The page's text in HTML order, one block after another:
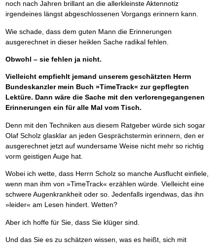
noch nach Jahren brillant an die allerkleinste Aktennotiz
irgendeines längst abgeschlossenen Vorgangs erinnern kann.
Wie schade, dass dem guten Mann die Erinnerungen
ausgerechnet in dieser heiklen Sache radikal fehlen.
Obwohl – sie fehlen ja nicht.
Vielleicht empfiehlt jemand unserem geschätzten Herrn
Bundeskanzler mein Buch »TimeTrack« zur gepflegten
Lektüre. Dann wäre die Sache mit den verlorengegangenen
Erinnerungen ein für alle Mal vom Tisch.
Denn mit den Techniken aus diesem Ratgeber würde sich sogar
Olaf Scholz glasklar an jeden Gesprächstermin erinnern, den er
ausgerechnet jetzt auf wundersame Weise nicht mehr so richtig
vorm geistigen Auge hat.
Wobei ich wette, dass Herrn Scholz so manche Ausflucht einfiele,
wenn man ihm von »TimeTrack« erzählen würde. Vielleicht eine
schwere Augenkrankheit oder so. Jedenfalls irgendwas, das ihn
»leider« am Lesen hindert. Wetten?
Aber ich hoffe für Sie, dass Sie klüger sind.
Und das Sie es zu schätzen wissen, was es heißt, sich mit